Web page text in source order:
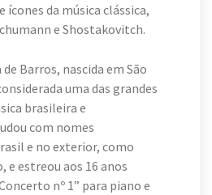
ícones da música clássica,
e Shostakovitch.
Barros, nascida em São
uma das grandes
brasileira e
com nomes
e no exterior, como
e estreou aos 16 anos
nº 1” para piano e